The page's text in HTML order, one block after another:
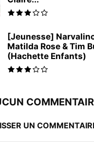
[Jeunesse]
Matilda Rose & Tim
(Hachette Enfants)
UN